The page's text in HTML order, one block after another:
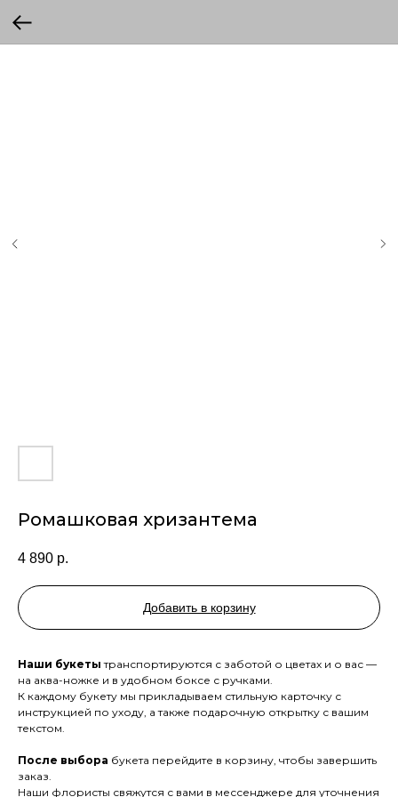
Ромашковая хризантема
4 890 р.
Добавить в корзину
Наши букеты транспортируются с заботой о цветах и о вас —
на аква-ножке и в удобном боксе с ручками.
К каждому букету мы прикладываем стильную карточку с
инструкцией по уходу, а также подарочную открытку с вашим
текстом.
После выбора букета перейдите в корзину, чтобы завершить
заказ.
Наши флористы свяжутся с вами в мессенджере для уточнения